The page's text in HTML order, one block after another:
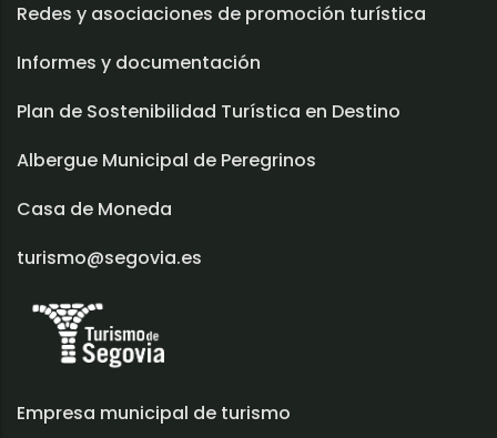
Redes y asociaciones de promoción turística
Informes y documentación
Plan de Sostenibilidad Turística en Destino
Albergue Municipal de Peregrinos
Casa de Moneda
turismo@segovia.es
Empresa municipal de turismo